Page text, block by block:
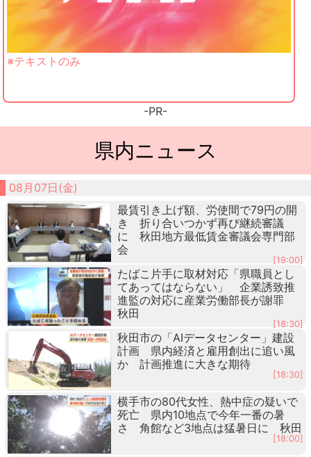
※テキストのみ
-PR-
県内ニュース
08月07日(金)
最賃引き上げ額、労使間で79円の開
き 折り合いつかず再び継続審議
に 秋田地方最低賃金審議会専門部
会
[19:00]
たばこ片手に取材対応「県職員とし
てあってはならない」 企業誘致推
進監の対応に産業労働部長が謝罪
秋田
[18:30]
秋田市の「AIデータセンター」建設
計画 県内経済と雇用創出に追い風
か 計画推進に大きな期待
[18:30]
横手市の80代女性、熱中症の疑いで
死亡 県内10地点で今年一番の暑
さ 角館など3地点は猛暑日に 秋田
[18:00]